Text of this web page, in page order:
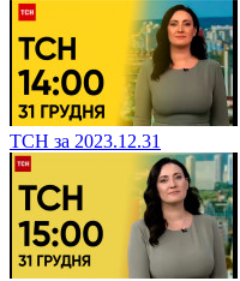
ТСН за 2023.12.31